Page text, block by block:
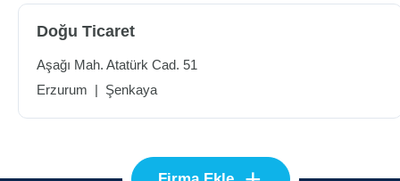
Doğu Ticaret
Aşağı Mah. Atatürk Cad. 51
Erzurum | Şenkaya